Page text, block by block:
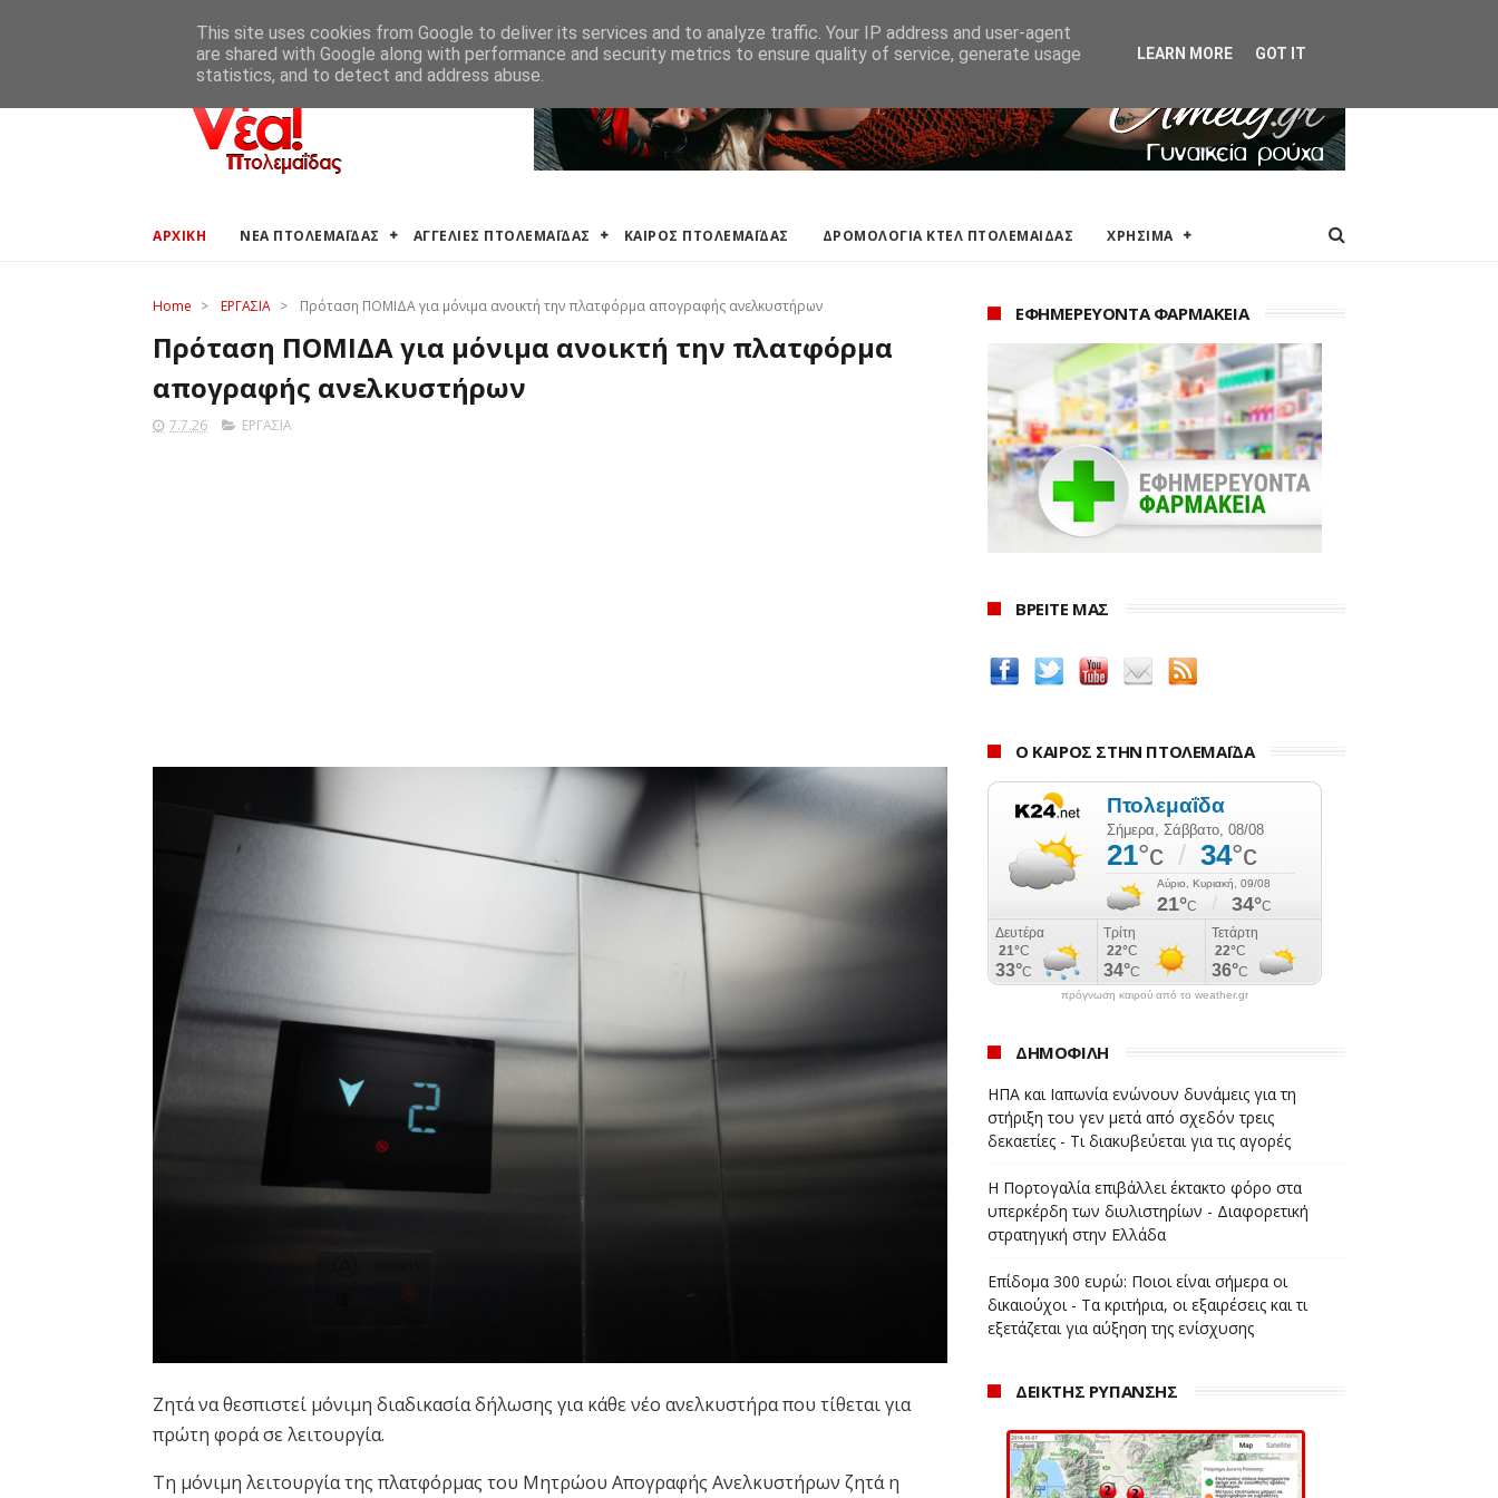
ΑΓΓΕΛΙΕΣ ΠΤΟΛΕΜΑΪΔΑΣ ΔΡΟΜΟΛΟΓΙΑ ΚΤΕΛ ΠΤΟΛΕΜΑΙΔΑΣ
ΑΡΧΙΚΗ ΝΕΑ ΠΤΟΛΕΜΑΪΔΑΣ ΑΓΓΕΛΙΕΣ ΠΤΟΛΕΜΑΪΔΑΣ ΚΑΙΡΟΣ ΠΤΟΛΕΜΑΪΔΑΣ ΔΡΟΜΟΛΟΓΙΑ ΚΤΕΛ ΠΤΟΛΕΜΑΙΔΑΣ ΧΡΗΣΙΜΑ
Home > ΕΡΓΑΣΙΑ > Πρόταση ΠΟΜΙΔΑ για μόνιμα ανοικτή την πλατφόρμα απογραφής ανελκυστήρων
Πρόταση ΠΟΜΙΔΑ για μόνιμα ανοικτή την πλατφόρμα
απογραφής ανελκυστήρων
7.7.26 ΕΡΓΑΣΙΑ
Ζητά να θεσπιστεί μόνιμη διαδικασία δήλωσης για κάθε νέο ανελκυστήρα που τίθεται για
πρώτη φορά σε λειτουργία.
Τη μόνιμη λειτουργία της πλατφόρμας του Μητρώου Απογραφής Ανελκυστήρων ζητά η
ΕΦΗΜΕΡΕΥΟΝΤΑ ΦΑΡΜΑΚΕΙΑ
ΒΡΕΙΤΕ ΜΑΣ
Ο ΚΑΙΡΟΣ ΣΤΗΝ ΠΤΟΛΕΜΑΪΔΑ
πρόγνωση καιρού από το weather.gr
ΔΗΜΟΦΙΛΗ
ΗΠΑ και Ιαπωνία ενώνουν δυνάμεις για τη
στήριξη του γεν μετά από σχεδόν τρεις
δεκαετίες - Τι διακυβεύεται για τις αγορές
Η Πορτογαλία επιβάλλει έκτακτο φόρο στα
υπερκέρδη των διυλιστηρίων - Διαφορετική
στρατηγική στην Ελλάδα
Επίδομα 300 ευρώ: Ποιοι είναι σήμερα οι
δικαιούχοι - Τα κριτήρια, οι εξαιρέσεις και τι
εξετάζεται για αύξηση της ενίσχυσης
ΔΕΙΚΤΗΣ ΡΥΠΑΝΣΗΣ
This site uses cookies from Google to deliver its services and to analyze traffic. Your IP address and user-agent
are shared with Google along with performance and security metrics to ensure quality of service, generate usage
statistics, and to detect and address abuse.
LEARN MORE GOT IT